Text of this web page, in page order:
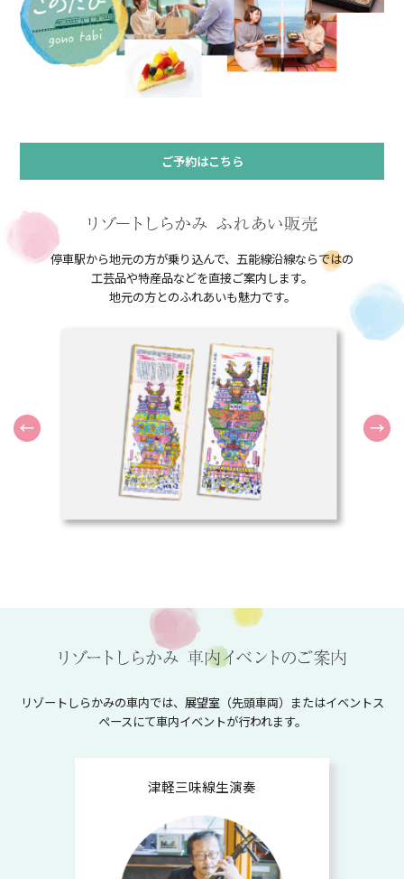
ご予約はこちら
停車駅から地元の方が乗り込んで、五能線沿線ならではの
工芸品や特産品などを直接ご案内します。
地元の方とのふれあいも魅力です。
リゾートしらかみの車内では、展望室（先頭車両）またはイベントス
ペースにて車内イベントが行われます。
津軽三味線生演奏